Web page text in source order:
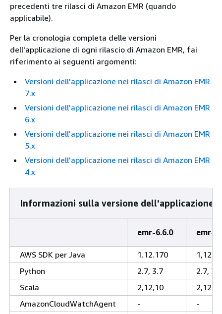
precedenti tre rilasci di Amazon EMR (quando
applicabile).
Per la cronologia completa delle versioni
dell'applicazione di ogni rilascio di Amazon EMR, fai
riferimento ai seguenti argomenti:
Versioni dell'applicazione nei rilasci di Amazon EMR
7.x
Versioni dell'applicazione nei rilasci di Amazon EMR
6.x
Versioni dell'applicazione nei rilasci di Amazon EMR
5.x
Versioni dell'applicazione nei rilasci di Amazon EMR
4.x
Informazioni sulla versione dell'applicazione
emr-6.6.0 emr-
AWS SDK per Java 1.12.170
1,12,31
Python
2.7, 3.7
2.7, 3.7
Scala
2,12,10
2,12,10
AmazonCloudWatchAgent
-
-